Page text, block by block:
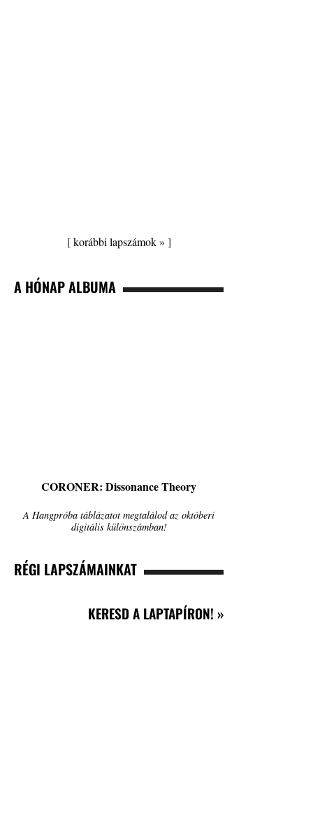
[korábbi lapszámok » ]
A HÓNAP ALBUMA
CORONER: Dissonance Theory
A Hangpróba táblázatot megtalálod az októberi
digitális különszámban!
RÉGI LAPSZÁMAINKAT
KERESD A LAPTAPÍRON! »